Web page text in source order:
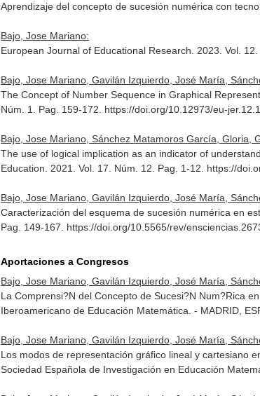
Aprendizaje del concepto de sucesión numérica con
Bajo, Jose Mariano:
European Journal of Educational Research. 2023. Vol.
Bajo, Jose Mariano, Gavilán Izquierdo, José María,
The Concept of Number Sequence in Graphical
Núm. 1. Pag. 159-172. https://doi.org/10.12973/eu-
Bajo, Jose Mariano, Sánchez Matamoros García, Gloria,
The use of logical implication as an indicator of
Education . 2021. Vol. 17. Núm. 12. Pag. 1-12. https://
Bajo, Jose Mariano, Gavilán Izquierdo, José María,
Caracterización del esquema de sucesión numérica en
Pag. 149-167. https://doi.org/10.5565/rev/
Aportaciones a Congresos
Bajo, Jose Mariano, Gavilán Izquierdo, José María,
La Comprensi?N del Concepto de Sucesi?N Num?Rica
Iberoamericano de Educación Matemática. - MADRID,
Bajo, Jose Mariano, Gavilán Izquierdo, José María,
Los modos de representación gráfico lineal y cartesiano
Sociedad Española de Investigación en Educación